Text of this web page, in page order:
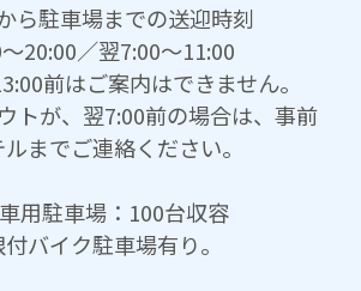
ら駐車場までの送迎時刻
20:00／翌7:00～11:00
前はご案内はできません。
トが、翌7:00前の場合は、事前
までご連絡ください。
用駐車場：100台収容
バイク駐車場有り。